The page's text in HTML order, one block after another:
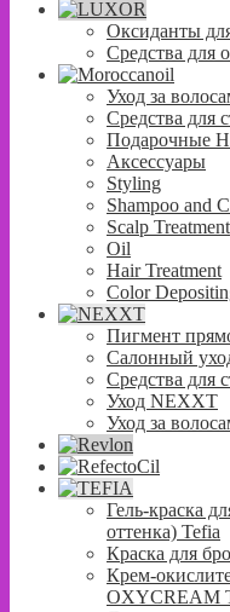
Оксиданты
Средства для
Уход за
Средства для
Подарочные
Аксессуары
Styling
Shampoo and
Scalp Treatment
Oil
Hair Treatment
Color
Пигмент
Салонный
Средства для
Уход NEXXT
Уход за
Гель-краска
оттенка) Tefia
Краска для
Крем-
OXYCREAM